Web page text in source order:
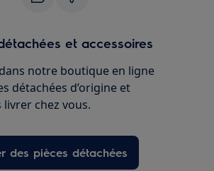
et accessoires
notre boutique en ligne
détachées d’origine et
livrer chez vous.
des pièces détachées